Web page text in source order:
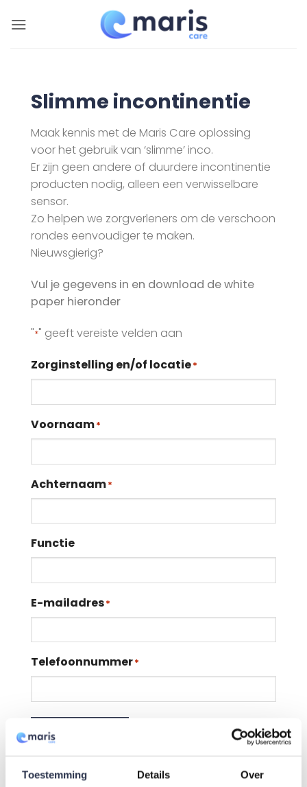
Toestemming Details Over
naar
Slimme incontinentie
Maak kennis met de Maris Care oplossing
voor het gebruik van ‘slimme’ inco.
Er zijn geen andere of duurdere incontinentie
producten nodig, alleen een verwisselbare
sensor.
Zo helpen we zorgverleners om de verschoon
rondes eenvoudiger te maken.
Nieuwsgierig?
Vul je gegevens in en download de white
paper hieronder
"*" geeft vereiste velden aan
Zorginstelling en/of locatie*
Voornaam*
Achternaam*
Functie
E-mailadres*
Telefoonnummer*
Downloaden